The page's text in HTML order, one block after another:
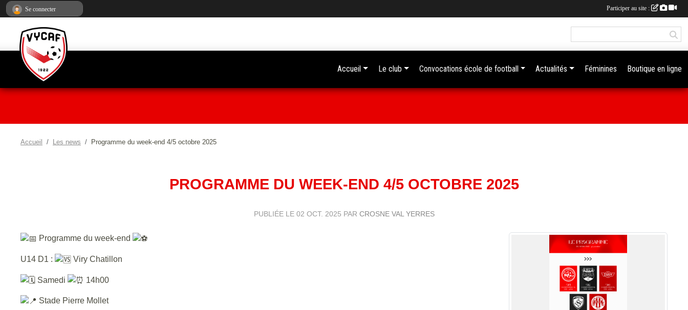
Accueil Les news Programme du week-end 4/5 octobre 2025
PROGRAMME DU WEEK-END 4/5 OCTOBRE 2025
PUBLIÉE LE 02 OCT. 2025 PAR CROSNE VAL YERRES
Programme du week-end
U14 D1 : Viry Chatillon
Samedi 14h00
Stade Pierre Mollet
Accueil Le club Convocations école de football Actualités Féminines Boutique en ligne
Se connecter Participer au site :
Panneau de gestion des cookies